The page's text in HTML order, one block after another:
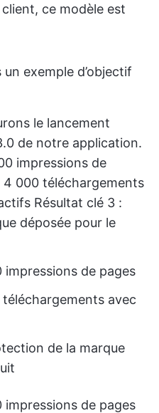
ce modèle est
un exemple d’objectif
le lancement
de notre application.
impressions de
4 000 téléchargements
Résultat clé 3 :
déposée pour le
impressions de pages
avec
de la marque
impressions de pages